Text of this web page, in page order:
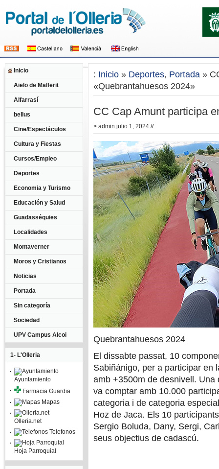
Inicio
Aielo de Malferit
Alfarrasí
bellus
Cine/Espectáculos
Cultura y Fiestas
Cursos/Empleo
Deportes
Economia y Turismo
Educación y Salud
Guadasséquies
Localidades
Montaverner
Moros y Cristianos
Noticias
Portada
Sin categoría
Sociedad
UPV Campus Alcoi
1- L'Olleria
Ayuntamiento
Farmacia Guardia
Mapas
Olleria.net
Telefonos
Hoja Parroquial
: Inicio » Deportes, Portada »
«Quebrantahuesos 2024»
CC Cap Amunt participa
> admin julio 1, 2024 //
Quebrantahuesos 2024
El dissabte passat, 10
Sabiñánigo, per a participar en
amb +3500m de desnivell.
va comptar amb 10.000
categoria i de categoria
Hoz de Jaca. Els 10
Sergio Boluda, Dany, Sergi,
seus objectius de cadascú.